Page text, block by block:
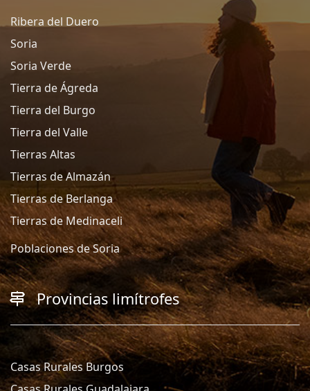
Ribera del Duero
Soria
Soria Verde
Tierra de Ágreda
Tierra del Burgo
Tierra del Valle
Tierras Altas
Tierras de Almazán
Tierras de Berlanga
Tierras de Medinaceli
Poblaciones de Soria
Provincias limítrofes
Casas Rurales Burgos